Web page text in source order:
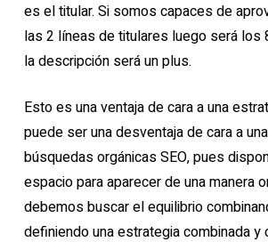
es el titular. Si somos capaces de
las 2 líneas de titulares luego será los
la descripción será un plus.
Esto es una ventaja de cara a una
puede ser una desventaja de cara a
búsquedas orgánicas SEO, pues
espacio para aparecer de una manera
debemos buscar el equilibrio
definiendo una estrategia combinada y